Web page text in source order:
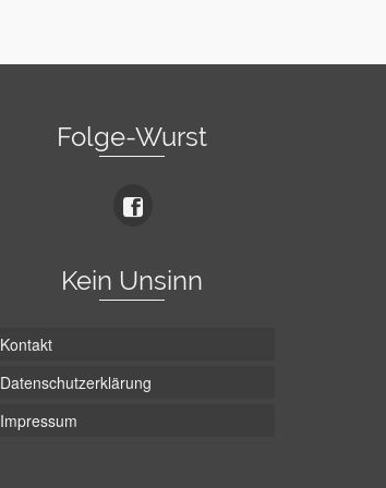
Folge-Wurst
Kein Unsinn
Kontakt
Datenschutzerklärung
Impressum